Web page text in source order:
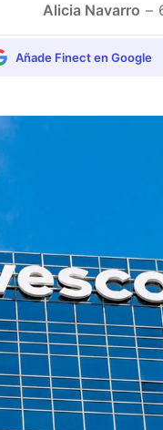
Alicia Navarro
Añade Finect en Google